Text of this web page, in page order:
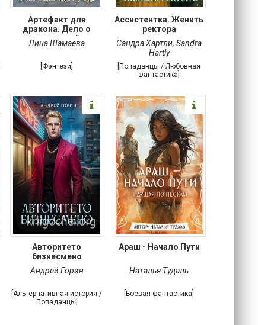
Артефакт для
дракона. Дело о
пропавшей
Лина Шамаева
[Фэнтези]
Ассистентка. Женить
ректора
Сандра Хартли,Sandra
Hartly
[Попаданцы / Любовная
фантастика]
Авторитето
бизнесмено
Андрей Горин
[Альтернативная история /
Попаданцы]
Араш - Начало Пути
Наталья Тудаль
[Боевая фантастика]